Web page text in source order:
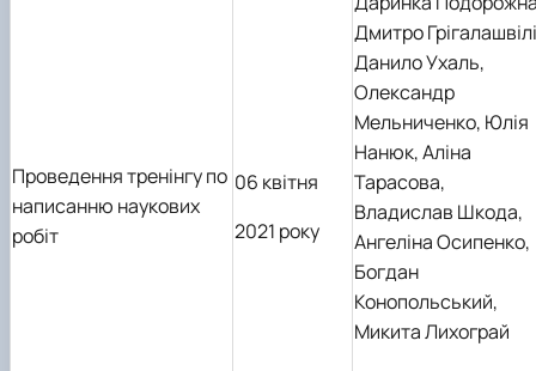
Проведення тренінгу по
написанню наукових
робіт
06 квітня
2021 року
Дмитро
Данило Ухаль,
Олександр
Мельниченко, Юлія
Нанюк, Аліна
Тарасова,
Владислав Шкода,
Ангеліна Осипенко,
Богдан
Конопольський,
Микита Лихограй